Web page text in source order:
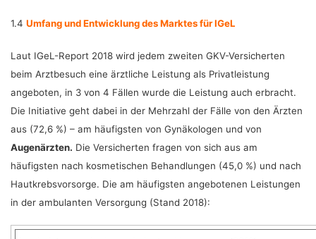
1.4 Umfang und Entwicklung des Marktes für IGeL
Laut IGeL-Report 2018 wird jedem zweiten GKV-Versicherten
beim Arztbesuch eine ärztliche Leistung als Privatleistung
angeboten, in 3 von 4 Fällen wurde die Leistung auch erbracht.
Die Initiative geht dabei in der Mehrzahl der Fälle von den Ärzten
aus (72,6 %) – am häufigsten von Gynäkologen und von
Augenärzten. Die Versicherten fragen von sich aus am
häufigsten nach kosmetischen Behandlungen (45,0 %) und nach
Hautkrebsvorsorge. Die am häufigsten angebotenen Leistungen
in der ambulanten Versorgung (Stand 2018):